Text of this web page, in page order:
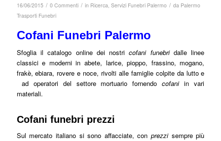
16/06/2015 / 0 Commenti / in Ricerca, Servizi Funebri Palermo / da Palermo
Trasporti Funebri
Cofani Funebri Palermo
Sfoglia il catalogo online dei nostricofani funebridalle linee
classici e moderni in abete, larice, pioppo, frassino, mogano,
frakè, ebiara, rovere e noce, rivolti alle famiglie colpite da lutto e
ad operatori del settore mortuario fornendocofaniin vari
materiali.
Cofani funebri prezzi
Sul mercato italiano si sono affacciate, conprezzisempre più